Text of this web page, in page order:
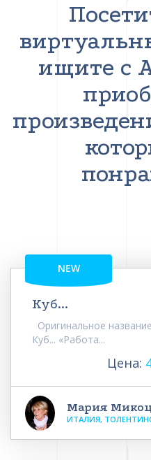
ищите с
NEW
Куб...
Оригинальное
Куб... «Работа...
Цена:
Мария
ИТАЛИЯ,